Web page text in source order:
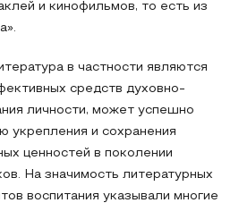
и кинофильмов, то есть из
в частности являются
средств духовно-
личности, может успешно
укрепления и сохранения
ценностей в поколении
На значимость литературных
воспитания указывали многие